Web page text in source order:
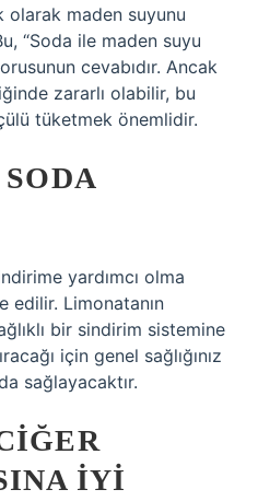
olarak maden suyunu
“Soda ile maden suyu
cevabıdır. Ancak
zararlı olabilir, bu
tüketmek önemlidir.
yardımcı olma
edilir. Limonatanın
bir sindirim sistemine
için genel sağlığınız
sağlayacaktır.
IYI